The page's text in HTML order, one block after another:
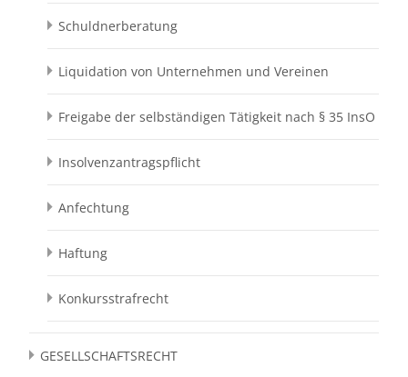
Schuldnerberatung
Liquidation von Unternehmen und Vereinen
Freigabe der selbständigen Tätigkeit nach § 35 InsO
Insolvenzantragspflicht
Anfechtung
Haftung
Konkursstrafrecht
GESELLSCHAFTSRECHT